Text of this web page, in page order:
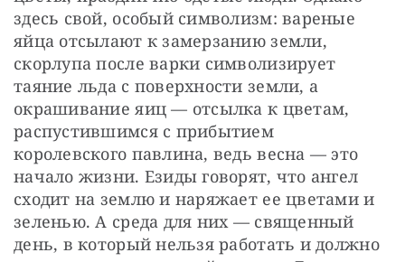
здесь свой, особый символизм: вареные
яйца отсылают к замерзанию земли,
скорлупа после варки символизирует
таяние льда с поверхности земли, а
окрашивание яиц — отсылка к цветам,
распустившимся с прибытием
королевского павлина, ведь весна — это
начало жизни. Езиды говорят, что ангел
сходит на землю и наряжает ее цветами и
зеленью. А среда для них — священный
день, в который нельзя работать и должно